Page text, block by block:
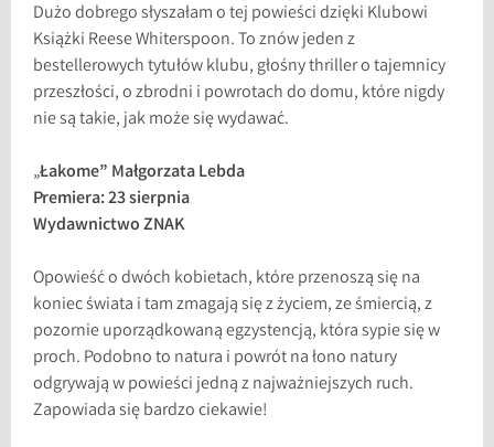
Dużo dobrego słyszałam o tej powieści dzięki Klubowi
Książki Reese Whiterspoon. To znów jeden z
bestellerowych tytułów klubu, głośny thriller o tajemnicy
przeszłości, o zbrodni i powrotach do domu, które nigdy
nie są takie, jak może się wydawać.
„Łakome” Małgorzata Lebda
Premiera: 23 sierpnia
Wydawnictwo ZNAK
Opowieść o dwóch kobietach, które przenoszą się na
koniec świata i tam zmagają się z życiem, ze śmiercią, z
pozornie uporządkowaną egzystencją, która sypie się w
proch. Podobno to natura i powrót na łono natury
odgrywają w powieści jedną z najważniejszych ruch.
Zapowiada się bardzo ciekawie!